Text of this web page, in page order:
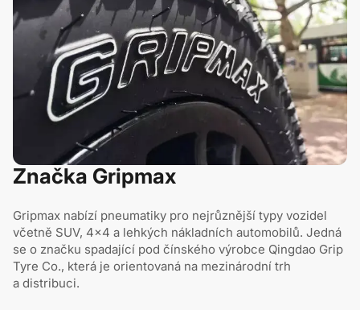
Značka Gripmax
Gripmax nabízí pneumatiky pro nejrůznější typy vozidel
včetně SUV, 4×4 a lehkých nákladních automobilů. Jedná
se o značku spadající pod čínského výrobce Qingdao Grip
Tyre Co., která je orientovaná na mezinárodní trh
a distribuci.